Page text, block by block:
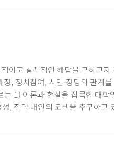
이고 실천적인 해답을 구하고
, 정치참여, 시민-정당의 관계
1) 이론과 현실을 접목한 대학
, 전략 대안의 모색을 추구하고